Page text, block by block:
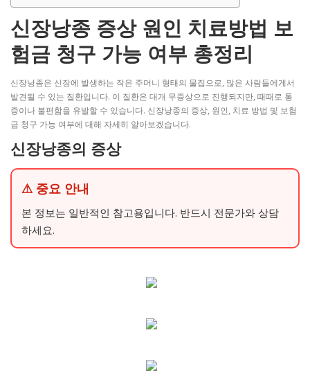
신장낭종 증상 원인 치료방법 보
험금 청구 가능 여부 총정리
신장낭종은 신장에 발생하는 작은 주머니 형태의 물집으로, 많은 사람들에게서
발견될 수 있는 질환입니다. 이 질환은 대개 무증상으로 진행되지만, 때때로 통
증이나 불편함을 유발할 수 있습니다. 신장낭종의 증상, 원인, 치료 방법 및 보험
금 청구 가능 여부에 대해 자세히 알아보겠습니다.
신장낭종의 증상
⚠ 중요 안내
본 정보는 일반적인 참고용입니다. 반드시 전문가와 상담
하세요.